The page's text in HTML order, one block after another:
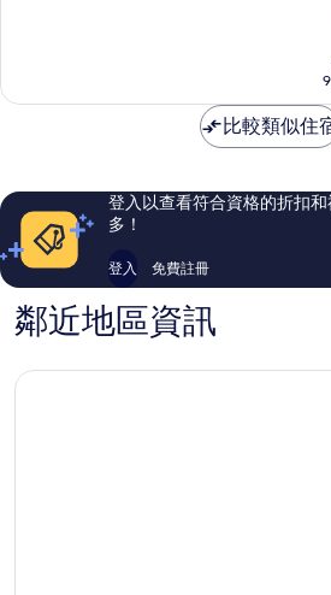
常
評
論
比較類似住
登入以查看符合資格的折扣
多！
登入 免費註冊
鄰近地區資訊